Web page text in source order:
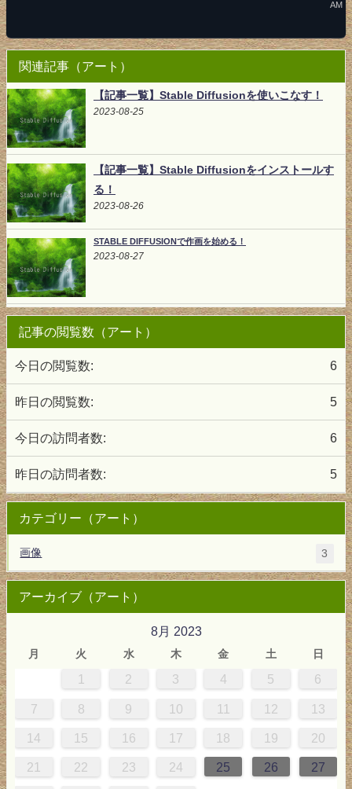
AM
関連記事（アート）
【記事一覧】Stable Diffusionを使いこなす！
2023-08-25
【記事一覧】Stable Diffusionをインストールす
る！
2023-08-26
STABLE DIFFUSIONで作画を始める！
2023-08-27
記事の閲覧数（アート）
6
今日の閲覧数:
5
昨日の閲覧数:
6
今日の訪問者数:
5
昨日の訪問者数:
カテゴリー（アート）
画像 3
アーカイブ（アート）
8月 2023
月 火 水 木 金 土 日
1 2 3 4 5 6
7 8 9 10 11 12 13
14 15 16 17 18 19 20
21 22 23 24 25 26 27